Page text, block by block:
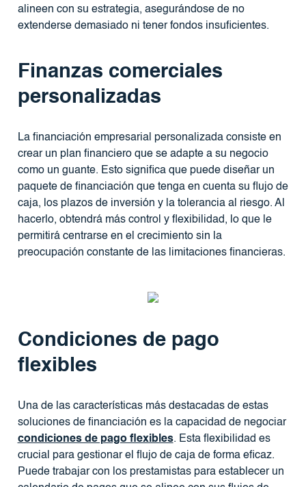
alineen con su estrategia, asegurándose de no
extenderse demasiado ni tener fondos insuficientes.
Finanzas comerciales
personalizadas
La financiación empresarial personalizada consiste en
crear un plan financiero que se adapte a su negocio
como un guante. Esto significa que puede diseñar un
paquete de financiación que tenga en cuenta su flujo de
caja, los plazos de inversión y la tolerancia al riesgo. Al
hacerlo, obtendrá más control y flexibilidad, lo que le
permitirá centrarse en el crecimiento sin la
preocupación constante de las limitaciones financieras.
Condiciones de pago
flexibles
Una de las características más destacadas de estas
soluciones de financiación es la capacidad de negociar
condiciones de pago flexibles. Esta flexibilidad es
crucial para gestionar el flujo de caja de forma eficaz.
Puede trabajar con los prestamistas para establecer un